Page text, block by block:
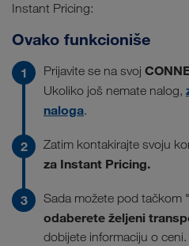
Instant Pricing:
Ovako funkcioniše
Prijavite se na svoj
Ukoliko još nemate nalog,
naloga.
Zatim kontakirajte svoju
za Instant Pricing.
Sada možete pod tačkom "
odaberete željeni
dobijete informaciju o ceni.